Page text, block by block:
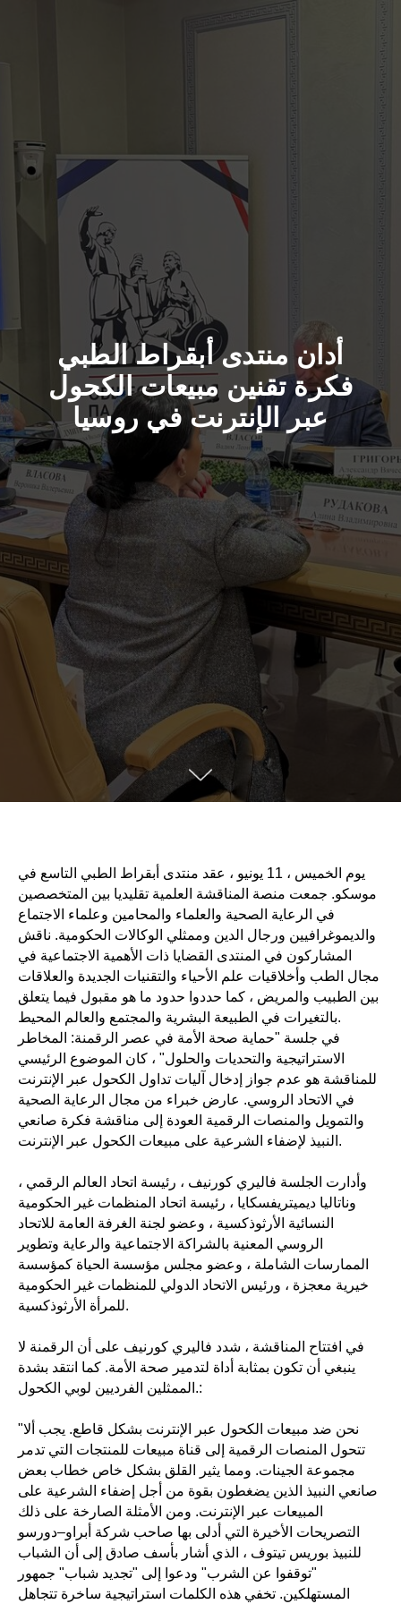
أدان منتدى أبقراط الطبي
فكرة تقنين مبيعات الكحول
عبر الإنترنت في روسيا
يوم الخميس ، 11 يونيو ، عقد منتدى أبقراط الطبي التاسع في
موسكو. جمعت منصة المناقشة العلمية تقليديا بين المتخصصين
في الرعاية الصحية والعلماء والمحامين وعلماء الاجتماع
والديموغرافيين ورجال الدين وممثلي الوكالات الحكومية. ناقش
المشاركون في المنتدى القضايا ذات الأهمية الاجتماعية في
مجال الطب وأخلاقيات علم الأحياء والتقنيات الجديدة والعلاقات
بين الطبيب والمريض ، كما حددوا حدود ما هو مقبول فيما يتعلق
بالتغيرات في الطبيعة البشرية والمجتمع والعالم المحيط.
في جلسة "حماية صحة الأمة في عصر الرقمنة: المخاطر
الاستراتيجية والتحديات والحلول" ، كان الموضوع الرئيسي
للمناقشة هو عدم جواز إدخال آليات تداول الكحول عبر الإنترنت
في الاتحاد الروسي. عارض خبراء من مجال الرعاية الصحية
والتمويل والمنصات الرقمية العودة إلى مناقشة فكرة صانعي
النبيذ لإضفاء الشرعية على مبيعات الكحول عبر الإنترنت.
وأدارت الجلسة فاليري كورنيف ، رئيسة اتحاد العالم الرقمي ،
وناتاليا ديميتريفسكايا ، رئيسة اتحاد المنظمات غير الحكومية
النسائية الأرثوذكسية ، وعضو لجنة الغرفة العامة للاتحاد
الروسي المعنية بالشراكة الاجتماعية والرعاية وتطوير
الممارسات الشاملة ، وعضو مجلس مؤسسة الحياة كمؤسسة
خيرية معجزة ، ورئيس الاتحاد الدولي للمنظمات غير الحكومية
للمرأة الأرثوذكسية.
في افتتاح المناقشة ، شدد فاليري كورنيف على أن الرقمنة لا
ينبغي أن تكون بمثابة أداة لتدمير صحة الأمة. كما انتقد بشدة
الممثلين الفرديين لوبي الكحول.:
"نحن ضد مبيعات الكحول عبر الإنترنت بشكل قاطع. يجب ألا
تتحول المنصات الرقمية إلى قناة مبيعات للمنتجات التي تدمر
مجموعة الجينات. ومما يثير القلق بشكل خاص خطاب بعض
صانعي النبيذ الذين يضغطون بقوة من أجل إضفاء الشرعية على
المبيعات عبر الإنترنت. ومن الأمثلة الصارخة على ذلك
التصريحات الأخيرة التي أدلى بها صاحب شركة أبراو–دورسو
للنبيذ بوريس تيتوف ، الذي أشار بأسف صادق إلى أن الشباب
"توقفوا عن الشرب" ودعوا إلى "تجديد شباب" جمهور
المستهلكين. تخفي هذه الكلمات استراتيجية ساخرة تتجاهل